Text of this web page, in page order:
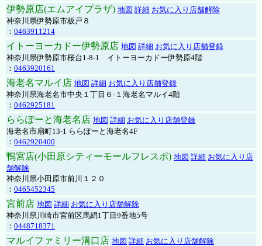
伊勢原店(エムアイプラザ) 地図 詳細 お気に入り店舗解除
神奈川県伊勢原市板戸８
： 0463911214
イトーヨーカドー伊勢原店 地図 詳細 お気に入り店舗登録
神奈川県伊勢原市桜台1-8-1 イトーヨーカドー伊勢原4階
： 0463920161
海老名マルイ店 地図 詳細 お気に入り店舗登録
神奈川県海老名市中央１丁目６-１海老名マルイ4階
： 0462925181
ららぽーと海老名店 地図 詳細 お気に入り店舗登録
海老名市扇町13-1 ららぽーと海老名4F
： 0462920400
鴨宮店(小田原シティーモールフレスポ) 地図 詳細 お気に入り店
舗解除
神奈川県小田原市前川１２０
： 0465452345
宮前店 地図 詳細 お気に入り店舗解除
神奈川県川崎市宮前区馬絹1丁目9番地5号
： 0448718371
マルイファミリー溝口店 地図 詳細 お気に入り店舗解除